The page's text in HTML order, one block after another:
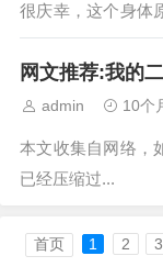
很庆幸，这个身体
够硬。更庆幸的是
网文推荐:我的
admin 10个
本文收集自网络，
已经压缩过...
首页 1 2 3